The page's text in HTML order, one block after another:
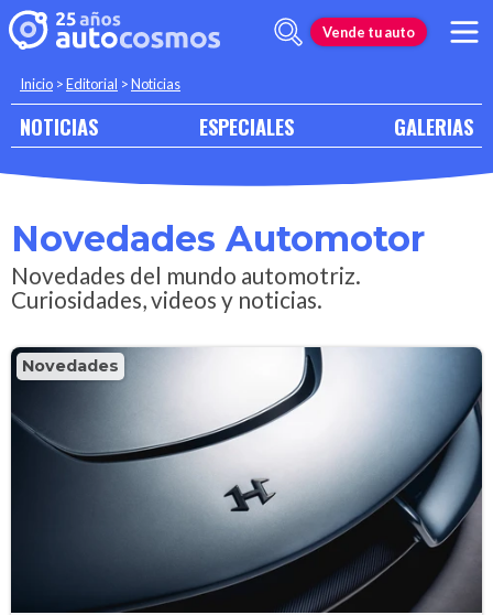
Vende tu auto
Inicio >Editorial >Noticias
NOTICIAS ESPECIALES GALERIAS
Novedades Automotor
Novedades del mundo automotriz.
Curiosidades, videos y noticias.
Novedades